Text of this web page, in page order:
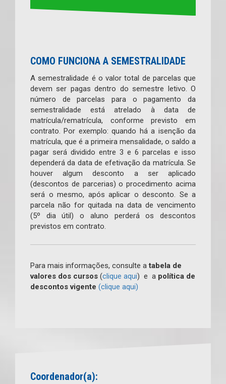
COMO FUNCIONA A SEMESTRALIDADE
A semestralidade é o valor total de parcelas que
devem ser pagas dentro do semestre letivo. O
número de parcelas para o pagamento da
semestralidade está atrelado à data de
matrícula/rematrícula, conforme previsto em
contrato. Por exemplo: quando há a isenção da
matrícula, que é a primeira mensalidade, o saldo a
pagar será dividido entre 3 e 6 parcelas e isso
dependerá da data de efetivação da matrícula. Se
houver algum desconto a ser aplicado
(descontos de parcerias) o procedimento acima
será o mesmo, após aplicar o desconto. Se a
parcela não for quitada na data de vencimento
(5º dia útil) o aluno perderá os descontos
previstos em contrato.
Para mais informações, consulte atabela de
valores dos cursos (clique aqui) e a política de
descontos vigente (clique aqui)
Coordenador(a):